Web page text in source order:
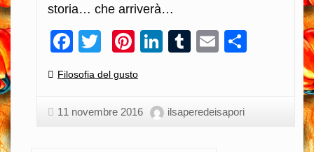
storia… che arriverà…
Facebook
TwitterPinterest
LinkedIn
Tumblr
Email
Categories:
Filosofia del gusto
11 novembre 2016 ilsaperedeisapori